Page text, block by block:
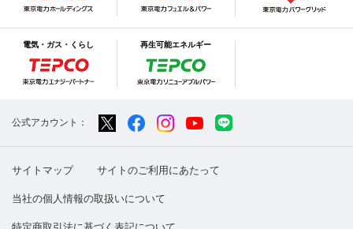
電気・ガス・くらし 再生可能エネルギー
公式アカウント：
サイトマップ サイトのご利用にあたって
当社の個人情報の取扱いについて